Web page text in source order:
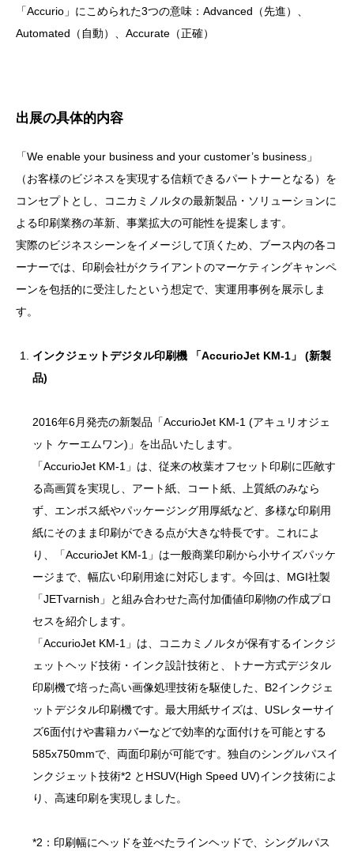
「Accurio」にこめられた3つの意味：Advanced（先進）、
Automated（自動）、Accurate（正確）
出展の具体的内容
「We enable your business and your customer’s business」
（お客様のビジネスを実現する信頼できるパートナーとなる）を
コンセプトとし、コニカミノルタの最新製品・ソリューションに
よる印刷業務の革新、事業拡大の可能性を提案します。
実際のビジネスシーンをイメージして頂くため、ブース内の各コ
ーナーでは、印刷会社がクライアントのマーケティングキャンペ
ーンを包括的に受注したという想定で、実運用事例を展示しま
す。
インクジェットデジタル印刷機 「AccurioJet KM-1」 (新製
品)
2016年6月発売の新製品「AccurioJet KM-1 (アキュリオジェ
ット ケーエムワン)」を出品いたします。
「AccurioJet KM-1」は、従来の枚葉オフセット印刷に匹敵す
る高画質を実現し、アート紙、コート紙、上質紙のみなら
ず、エンボス紙やパッケージング用厚紙など、多様な印刷用
紙にそのまま印刷ができる点が大きな特長です。これによ
り、「AccurioJet KM-1」は一般商業印刷から小サイズパッケ
ージまで、幅広い印刷用途に対応します。今回は、MGI社製
「JETvarnish」と組み合わせた高付加価値印刷物の作成プロ
セスを紹介します。
「AccurioJet KM-1」は、コニカミノルタが保有するインクジ
ェットヘッド技術・インク設計技術と、トナー方式デジタル
印刷機で培った高い画像処理技術を駆使した、B2インクジェ
ットデジタル印刷機です。最大用紙サイズは、USレターサイ
ズ6面付けや書籍カバーなどで効率的な面付けを可能とする
585x750mmで、両面印刷が可能です。独自のシングルパスイ
ンクジェット技術*2 とHSUV(High Speed UV)インク技術によ
り、高速印刷を実現しました。
*2：印刷幅にヘッドを並べたラインヘッドで、シングルパス